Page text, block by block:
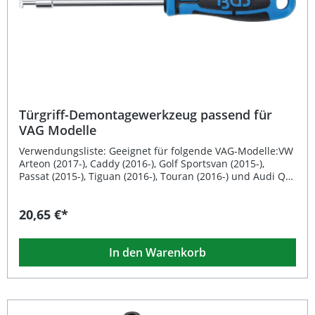
Türgriff-Demontagewerkzeug passend für
VAG Modelle
Verwendungsliste: Geeignet für folgende VAG-Modelle:VW
Arteon (2017-), Caddy (2016-), Golf Sportsvan (2015-),
Passat (2015-), Tiguan (2016-), Touran (2016-) und Audi Q2
führen Sie die Demontage von Türgriffen ohne
durch. Das Werkzeug erleichtert die Arbeit besonders
beim Lösen des schwer zugänglichen
Verriegelungshakens und sorgt für einen effizienten
Arbeitsablauf. Dank präziser Passform und robustem
ambitionierte Schrauber, die häufig an Fahrzeugen der
20,65 €*
In den Warenkorb